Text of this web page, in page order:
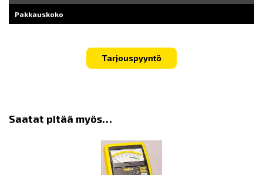
Pakkauskoko
Tarjouspyyntö
Saatat pitää myös…